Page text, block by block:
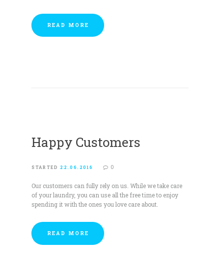
READ MORE
Happy Customers
STARTED 22.06.2016 0
Our customers can fully rely on us. While we take care
of your laundry, you can use all the free time to enjoy
spending it with the ones you love care about.
READ MORE